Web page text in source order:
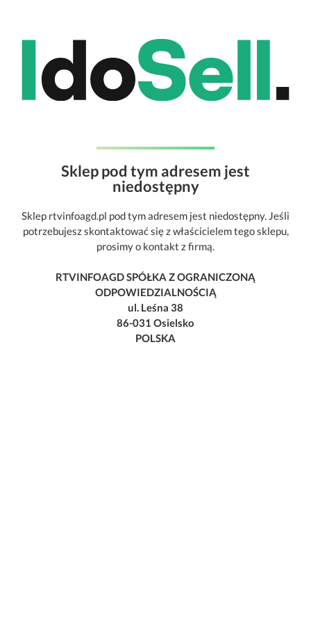
Sklep pod tym adresem jest
niedostępny
Sklep rtvinfoagd.pl pod tym adresem jest niedostępny. Jeśli
potrzebujesz skontaktować się z właścicielem tego sklepu,
prosimy o kontakt z firmą.
RTVINFOAGD SPÓŁKA Z OGRANICZONĄ
ODPOWIEDZIALNOŚCIĄ
ul. Leśna 38
86-031 Osielsko
POLSKA